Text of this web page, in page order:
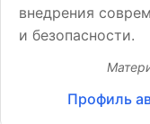
внедрения
и безопасности.
Профиль